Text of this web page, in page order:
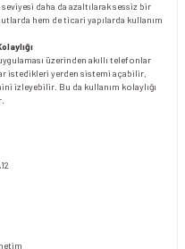
daha da azaltılarak sessiz bir
hem de ticari yapılarda kullanım
üzerinden akıllı telefonlar
istedikleri yerden sistemi açabilir,
izleyebilir. Bu da kullanım kolaylığı